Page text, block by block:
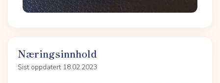
Næringsinnhold
Sist oppdatert 18.02.2023